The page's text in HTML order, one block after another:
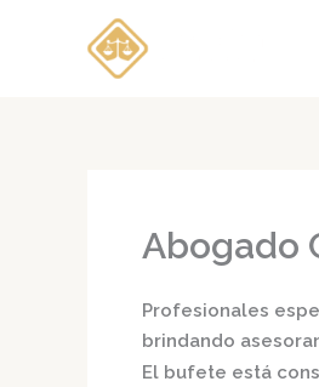
Abogado
Profesionales
brindando
El bufete está